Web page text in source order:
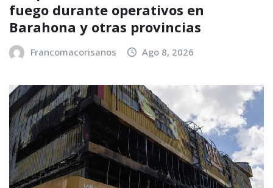
fuego durante operativos en
Barahona y otras provincias
Francomacorisanos Ago 8, 2026